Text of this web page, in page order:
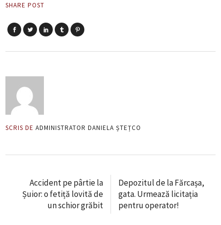
SHARE POST
SCRIS DE ADMINISTRATOR DANIELA ȘTEȚCO
Accident pe pârtie la
Șuior: o fetiță lovită de
un schior grăbit
Depozitul de la Fărcașa,
gata. Urmează licitația
pentru operator!